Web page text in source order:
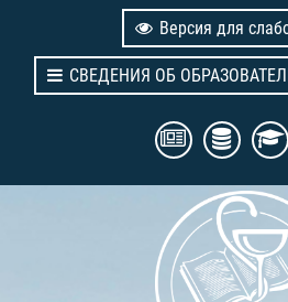
Версия для
СВЕДЕНИЯ ОБ